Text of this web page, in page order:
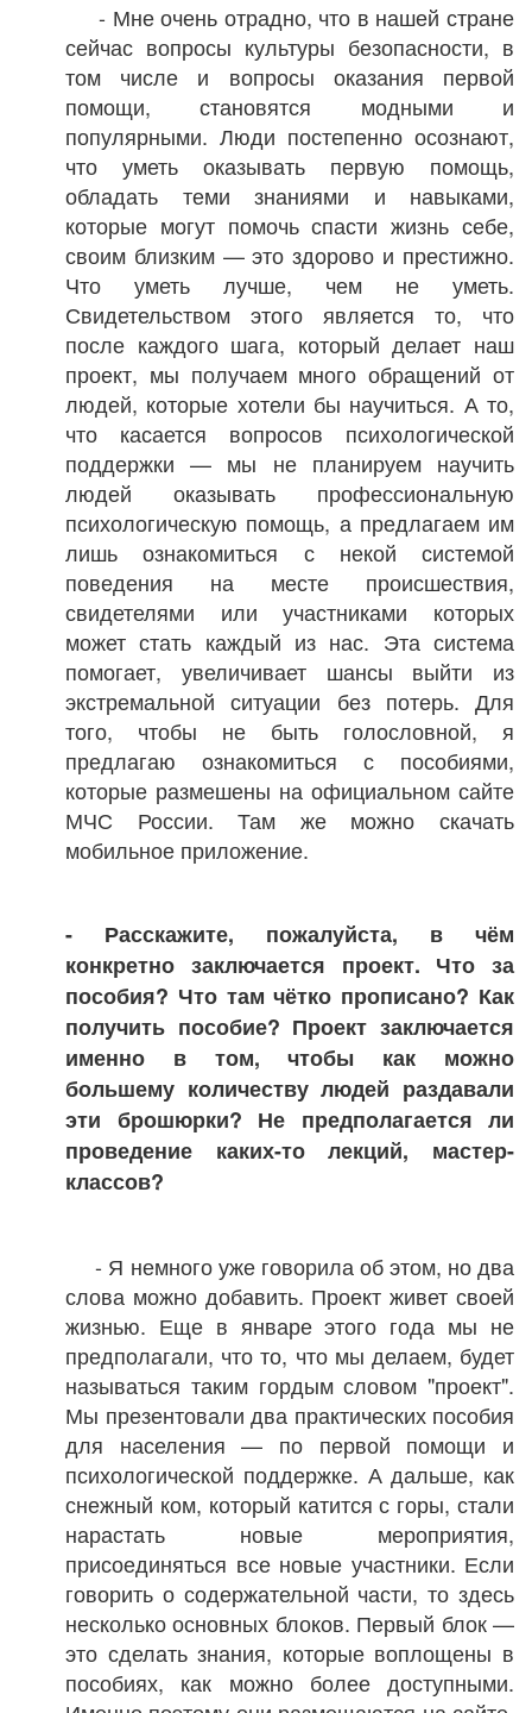
- Мне очень отрадно, что в нашей стране
сейчас вопросы культуры безопасности, в
том числе и вопросы оказания первой
помощи, становятся модными и
популярными. Люди постепенно осознают,
что уметь оказывать первую помощь,
обладать теми знаниями и навыками,
которые могут помочь спасти жизнь себе,
своим близким — это здорово и престижно.
Что уметь лучше, чем не уметь.
Свидетельством этого является то, что
после каждого шага, который делает наш
проект, мы получаем много обращений от
людей, которые хотели бы научиться. А то,
что касается вопросов психологической
поддержки — мы не планируем научить
людей оказывать профессиональную
психологическую помощь, а предлагаем им
лишь ознакомиться с некой системой
поведения на месте происшествия,
свидетелями или участниками которых
может стать каждый из нас. Эта система
помогает, увеличивает шансы выйти из
экстремальной ситуации без потерь. Для
того, чтобы не быть голословной, я
предлагаю ознакомиться с пособиями,
которые размешены на официальном сайте
МЧС России. Там же можно скачать
мобильное приложение.
- Расскажите, пожалуйста, в чём
конкретно заключается проект. Что за
пособия? Что там чётко прописано? Как
получить пособие? Проект заключается
именно в том, чтобы как можно
большему количеству людей раздавали
эти брошюрки? Не предполагается ли
проведение каких-то лекций, мастер-
классов?
- Я немного уже говорила об этом, но два
слова можно добавить. Проект живет своей
жизнью. Еще в январе этого года мы не
предполагали, что то, что мы делаем, будет
называться таким гордым словом "проект".
Мы презентовали два практических пособия
для населения — по первой помощи и
психологической поддержке. А дальше, как
снежный ком, который катится с горы, стали
нарастать новые мероприятия,
присоединяться все новые участники. Если
говорить о содержательной части, то здесь
несколько основных блоков. Первый блок —
это сделать знания, которые воплощены в
пособиях, как можно более доступными.